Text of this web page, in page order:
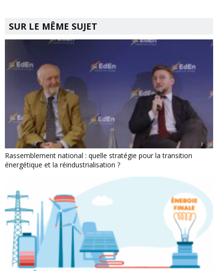
SUR LE MÊME SUJET
Rassemblement national : quelle stratégie pour la transition
énergétique et la réindustrialisation ?